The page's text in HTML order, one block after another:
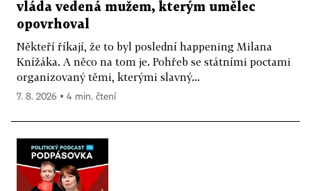
vláda vedená mužem, kterým umělec
opovrhoval
Někteří říkají, že to byl poslední happening Milana
Knížáka. A něco na tom je. Pohřeb se státními poctami
organizovaný těmi, kterými slavný...
7. 8. 2026 ▪ 4 min. čtení